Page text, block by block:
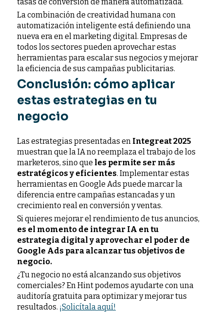
tasas de conversión de manera automatizada.
La combinación de creatividad humana con
automatización inteligente está definiendo una
nueva era en el marketing digital. Empresas de
todos los sectores pueden aprovechar estas
herramientas para escalar sus negocios y mejorar
la eficiencia de sus campañas publicitarias.
Conclusión: cómo aplicar
estas estrategias en tu
negocio
Las estrategias presentadas en Integreat 2025
muestran que la IA no reemplaza el trabajo de los
marketeros, sino que les permite ser más
estratégicos y eficientes. Implementar estas
herramientas en Google Ads puede marcar la
diferencia entre campañas estancadas y un
crecimiento real en conversión y ventas.
Si quieres mejorar el rendimiento de tus anuncios,
es el momento de integrar IA en tu
estrategia digital y aprovechar el poder de
Google Ads para alcanzar tus objetivos de
negocio.
¿Tu negocio no está alcanzando sus objetivos
comerciales? En Hint podemos ayudarte con una
auditoría gratuita para optimizar y mejorar tus
resultados. ¡Solicítala aquí!